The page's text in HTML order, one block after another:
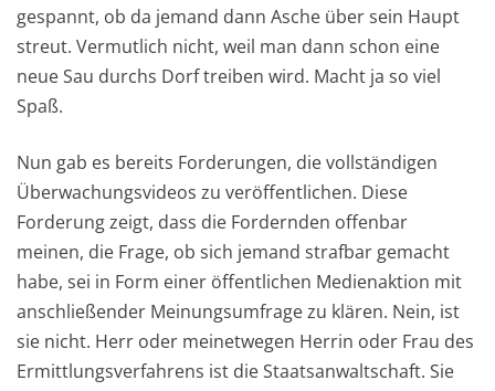
gespannt, ob da jemand dann Asche über sein Haupt
streut. Vermutlich nicht, weil man dann schon eine
neue Sau durchs Dorf treiben wird. Macht ja so viel
Spaß.
Nun gab es bereits Forderungen, die vollständigen
Überwachungsvideos zu veröffentlichen. Diese
Forderung zeigt, dass die Fordernden offenbar
meinen, die Frage, ob sich jemand strafbar gemacht
habe, sei in Form einer öffentlichen Medienaktion mit
anschließender Meinungsumfrage zu klären. Nein, ist
sie nicht. Herr oder meinetwegen Herrin oder Frau des
Ermittlungsverfahrens ist die Staatsanwaltschaft. Sie